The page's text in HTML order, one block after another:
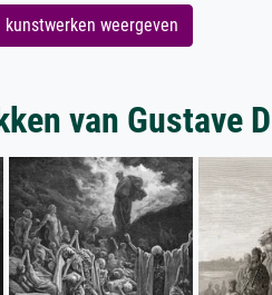
weergeven
van Gustave